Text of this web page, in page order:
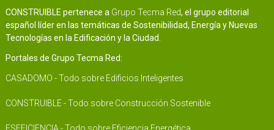
CONSTRUIBLE pertenece a Grupo Tecma Red, el grupo editorial
español líder en las temáticas de Sostenibilidad, Energía y Nuevas
Tecnologías en la Edificación y la Ciudad.
Portales de Grupo Tecma Red:
CASADOMO - Todo sobre Edificios Inteligentes
CONSTRUIBLE - Todo sobre Construcción Sostenible